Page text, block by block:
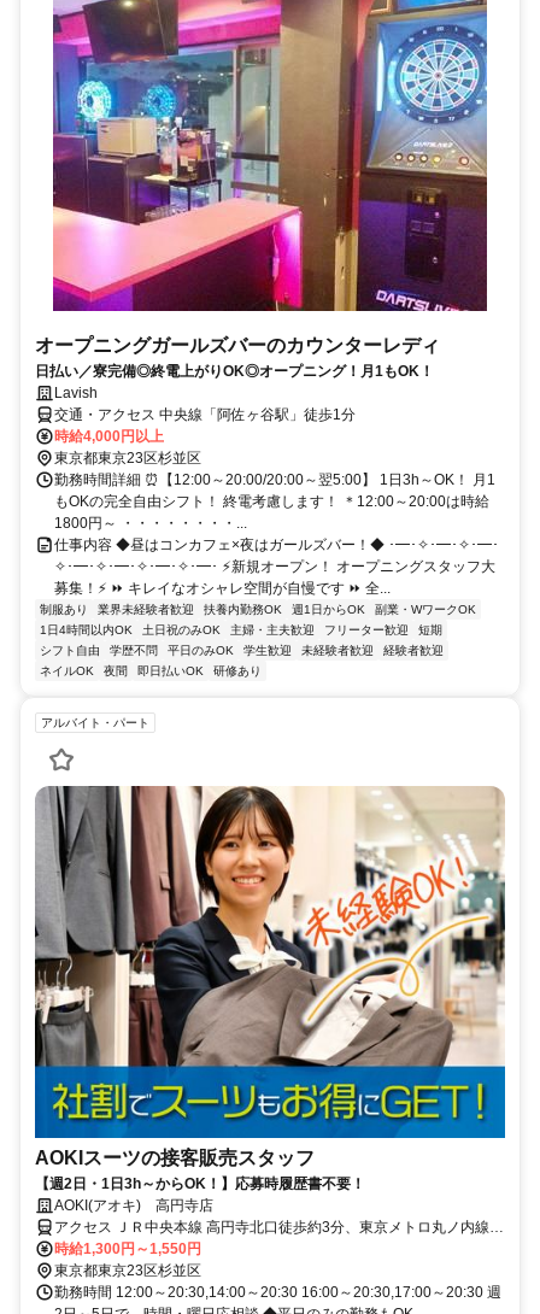
オープニングガールズバーのカウンターレディ
日払い／寮完備◎終電上がりOK◎オープニング！月1もOK！
Lavish
交通・アクセス 中央線「阿佐ヶ谷駅」徒歩1分
時給4,000円以上
東京都東京23区杉並区
勤務時間詳細 ⏰【12:00～20:00/20:00～翌5:00】 1日3h～OK！ 月1
もOKの完全自由シフト！ 終電考慮します！ ＊12:00～20:00は時給
1800円～ ・・・・・・・・...
仕事内容 ◆昼はコンカフェ×夜はガールズバー！◆ ･━･✧･━･✧･━･
✧･━･✧･━･✧･━･✧･━･ ⚡新規オープン！ オープニングスタッフ大
募集！⚡ ⏩ キレイなオシャレ空間が自慢です ⏩ 全...
制服あり 業界未経験者歓迎 扶養内勤務OK 週1日からOK
副業・WワークOK
1日4時間以内OK
土日祝のみOK 主婦・主夫歓迎 フリーター歓迎
短期
シフト自由
学歴不問 平日のみOK 学生歓迎 未経験者歓迎
経験者歓迎
ネイルOK
夜間 即日払いOK 研修あり
アルバイト・パート
AOKIスーツの接客販売スタッフ
【週2日・1日3h～からOK！】応募時履歴書不要！
AOKI(アオキ) 高円寺店
アクセス ＪＲ中央本線 高円寺北口徒歩約3分、東京メトロ丸ノ内線
新高円寺エレベータ出入口徒歩約15分、ＪＲ中央本線 阿佐ヶ谷東口
徒歩約16分 JR中央線「高円寺駅」より徒歩2分
時給1,300円～1,550円
東京都東京23区杉並区
勤務時間 12:00～20:30,14:00～20:30 16:00～20:30,17:00～20:30 週